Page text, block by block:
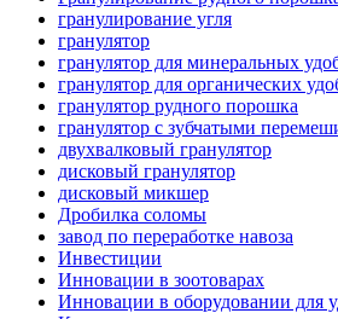
гранулирование угля
гранулятор
гранулятор для минеральных
гранулятор для органических
гранулятор рудного порошка
гранулятор с зубчатыми
двухвалковый гранулятор
дисковый гранулятор
дисковый микшер
Дробилка соломы
завод по переработке навоза
Инвестиции
Инновации в зоотоварах
Инновации в оборудовании для